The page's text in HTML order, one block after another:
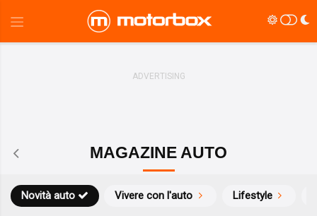
MAGAZINE AUTO
Novità auto Vivere con l'auto Lifestyle